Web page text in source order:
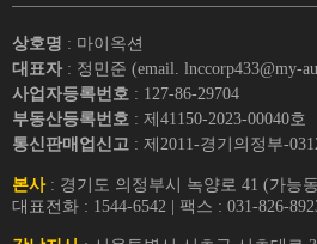
상호명 : 마이옥션
대표자 : 정민준 (email. lnccorp433@my-
사업자등록번호 : 127-86-29704
부동산등록번호 : 제41150-2023-00040호
통신판매업신고 : 제2011-경기의정부-
본사: 경기도 의정부시 녹양로 41 (가능
대표전화 : 1544-6542 | 팩스 : 031-826-